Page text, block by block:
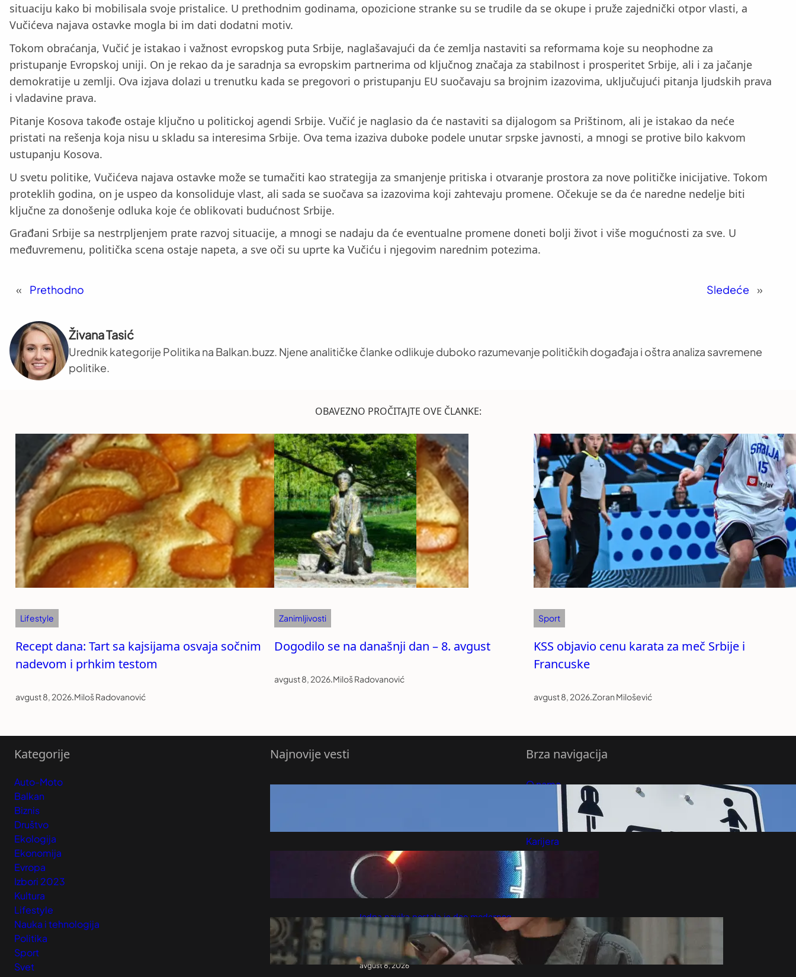
situaciju kako bi mobilisala svoje pristalice. U prethodnim godinama, opozicione stranke su se trudile da se okupe i pruže zajednički otpor vlasti, a
Vučićeva najava ostavke mogla bi im dati dodatni motiv.
Tokom obraćanja, Vučić je istakao i važnost evropskog puta Srbije, naglašavajući da će zemlja nastaviti sa reformama koje su neophodne za
pristupanje Evropskoj uniji. On je rekao da je saradnja sa evropskim partnerima od ključnog značaja za stabilnost i prosperitet Srbije, ali i za jačanje
demokratije u zemlji. Ova izjava dolazi u trenutku kada se pregovori o pristupanju EU suočavaju sa brojnim izazovima, uključujući pitanja ljudskih prava
i vladavine prava.
Pitanje Kosova takođe ostaje ključno u politickoj agendi Srbije. Vučić je naglasio da će nastaviti sa dijalogom sa Prištinom, ali je istakao da neće
pristati na rešenja koja nisu u skladu sa interesima Srbije. Ova tema izaziva duboke podele unutar srpske javnosti, a mnogi se protive bilo kakvom
ustupanju Kosova.
U svetu politike, Vučićeva najava ostavke može se tumačiti kao strategija za smanjenje pritiska i otvaranje prostora za nove političke inicijative. Tokom
proteklih godina, on je uspeo da konsoliduje vlast, ali sada se suočava sa izazovima koji zahtevaju promene. Očekuje se da će naredne nedelje biti
ključne za donošenje odluka koje će oblikovati budućnost Srbije.
Građani Srbije sa nestrpljenjem prate razvoj situacije, a mnogi se nadaju da će eventualne promene doneti bolji život i više mogućnosti za sve. U
međuvremenu, politička scena ostaje napeta, a sve oči su uprte ka Vučiću i njegovim narednim potezima.
« Prethodno Sledeće »
Živana Tasić
Urednik kategorije Politika na Balkan.buzz. Njene analitičke članke odlikuje duboko razumevanje političkih događaja i oštra analiza savremene
politike.
OBAVEZNO PROČITAJTE OVE ČLANKE:
Lifestyle
Recept dana: Tart sa kajsijama osvaja sočnim
nadevom i prhkim testom
avgust 8, 2026.Miloš Radovanović
Zanimljivosti
Dogodilo se na današnji dan – 8. avgust
avgust 8, 2026.Miloš Radovanović
Sport
KSS objavio cenu karata za meč Srbije i
Francuske
avgust 8, 2026.Zoran Milošević
Kategorije
Auto-Moto
Balkan
Biznis
Društvo
Ekologija
Ekonomija
Evropa
Izbori 2023
Kultura
Lifestyle
Nauka i tehnologija
Politika
Sport
Svet
Najnovije vesti
Mala strelica na instrument tabli koju
mnogi vozači godinama ne primijete
avgust 8, 2026
Jedna navika postala je deo modernog
zabavljanja: Evo zašto ljudi "guglaju"
potencijalnog partnera i koje su zamke te
prakse
avgust 8, 2026
Brza navigacija
O nama
Predloži Vest
Pretplatite se na vesti
Karijera
Kontakt